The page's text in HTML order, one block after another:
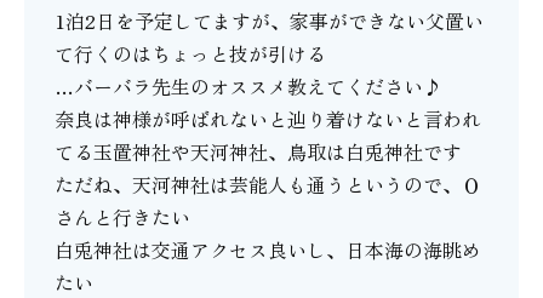
1泊2日を予定してますが、家事ができない父置い
て行くのはちょっと技が引ける
…バーバラ先生のオススメ教えてください♪
奈良は神様が呼ばれないと辿り着けないと言われ
てる玉置神社や天河神社、鳥取は白兎神社です
ただね、天河神社は芸能人も通うというので、Ｏ
さんと行きたい
白兎神社は交通アクセス良いし、日本海の海眺め
たい